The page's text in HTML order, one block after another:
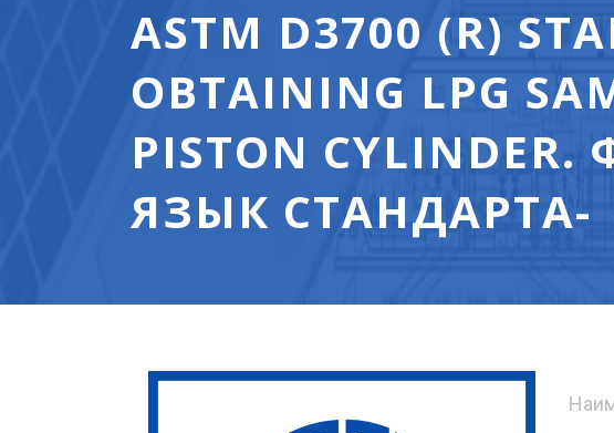
ASTM D3700 (R)
OBTAINING LPG
PISTON
ЯЗЫК СТАНДАРТА-